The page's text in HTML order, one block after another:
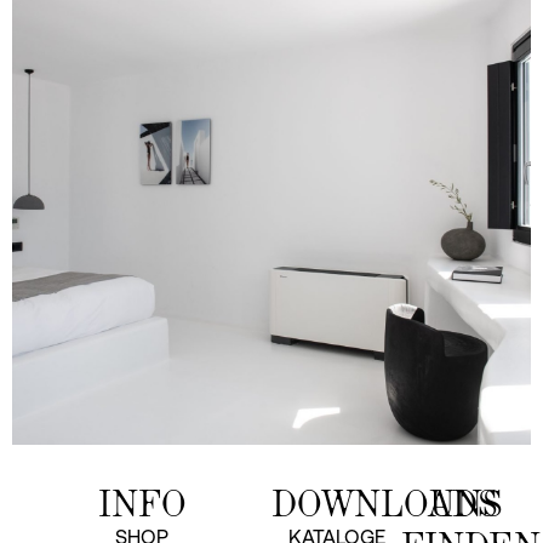
INFO
SHOP
DOWNLOADS
KATALOGE
UNS